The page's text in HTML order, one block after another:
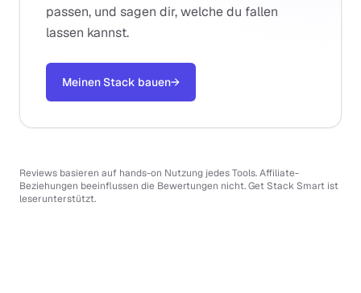
passen, und sagen dir, welche du fallen
lassen kannst.
Meinen Stack bauen→
Reviews basieren auf hands-on Nutzung jedes Tools. Affiliate-
Beziehungen beeinflussen die Bewertungen nicht. Get Stack Smart ist
leserunterstützt.